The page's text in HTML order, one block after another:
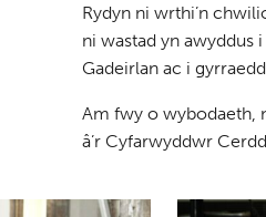
Rydyn ni wrthi’n
ni wastad yn awyddus
Gadeirlan ac i
Am fwy o wybodaeth,
â’r Cyfarwyddwr Cerdd